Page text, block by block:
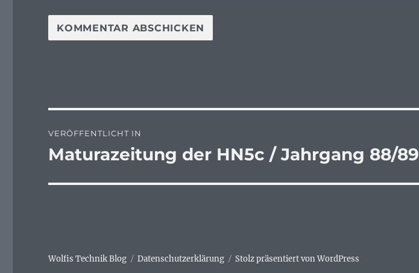
VERÖFFENTLICHT IN
Maturazeitung der HN5c / Jahrgang 88/89
Wolfis Technik Blog Datenschutzerklärung Stolz präsentiert von WordPress